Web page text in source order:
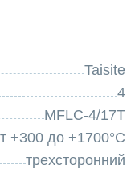
Taisite
4
MFLC-4/17T
+300 до +1700°C
трехсторонний